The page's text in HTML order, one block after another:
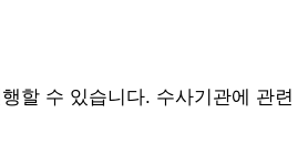
할 수 있습니다. 수사기관에 관